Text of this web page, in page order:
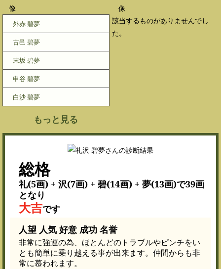
外赤 碧夢
古邑 碧夢
末坂 碧夢
申谷 碧夢
白沙 碧夢
もっと見る
該当するものがありませんでし
た。
総格
礼(5画) + 沢(7画) + 碧(14画) + 夢(13画)で39画
となり
大吉です
人望 人気 好意 成功 名誉
非常に強運の為、ほとんどのトラブルやピンチをい
とも簡単に乗り越える事が出来ます。仲間からも非
常に慕われます。